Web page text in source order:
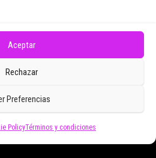
Aceptar
Rechazar
Preferencias
PolicyTérminos y condiciones
de Zoomdestinos.es
|Tema:Envo Magazine